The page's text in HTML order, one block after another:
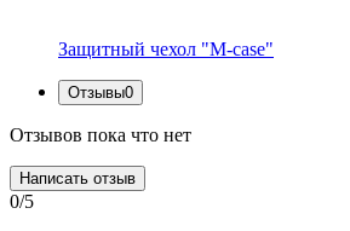
Защитный чехол "M-case"
Отзывы0
Отзывов пока что нет
Написать отзыв
0/5